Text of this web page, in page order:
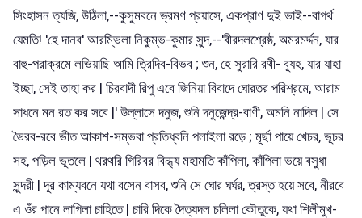
সিংহাসন ত্যজি, উঠিলা,--কুসুমবনে ভ্রমণ প্রয়াসে, একপ্রাণ দুই ভাই--বাগর্থ
যেমতি! 'হে দানব' আরম্ভিলা নিকুম্ভ-কুমার সুন্দ,--'বীরদলশ্রেষ্ঠ, অমরমর্দ্দন, যার
বাহু-পরাক্রমে লভিয়াছি আমি ত্রিদিব-বিভব ; শুন, হে সুরারি রথী- ব্যূহ, যার যাহা
ইচ্ছা, সেই তাহা কর | চিরবাদী রিপু এবে জিনিয়া বিবাদে ঘোরতর পরিশ্রমে, আরাম
সাধনে মন রত কর সবে |' উল্লাসে দনুজ, শুনি দনুজেন্দ্র-বাণী, অমনি নাদিল | সে
ভৈরব-রবে ভীত আকাশ-সম্ভবা প্রতিধ্বনি পলাইলা রড়ে ; মূর্ছা পায়ে খেচর, ভূচর
সহ, পড়িল ভূতলে | থরথরি গিরিবর বিন্ধ্য মহামতি কাঁপিলা, কাঁপিলা ভয়ে বসুধা
সুন্দরী | দূর কাম্যবনে যথা বসেন বাসব, শুনি সে ঘোর ঘর্ঘর, ত্রস্ত হয়ে সবে, নীরবে
এ ওঁর পানে লাগিলা চাহিতে | চারি দিকে দৈত্যদল চলিলা কৌতুকে, যথা শিলীমুখ-